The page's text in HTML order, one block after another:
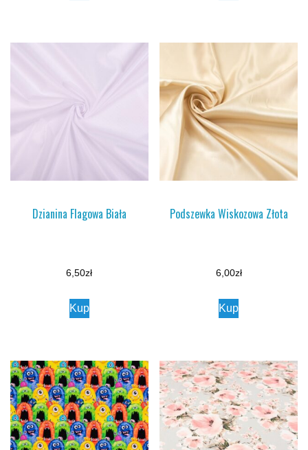
Dzianina Flagowa Biała
6,50zł
Kup
Podszewka Wiskozowa Złota
6,00zł
Kup